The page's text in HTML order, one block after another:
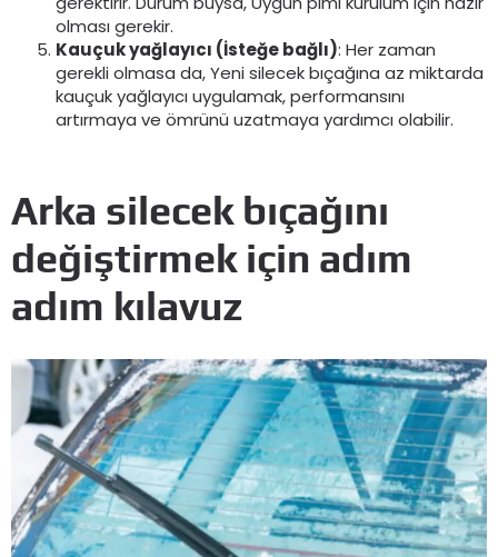
olması gerekir.
Kauçuk yağlayıcı (İsteğe bağlı): Her zaman
gerekli olmasa da, Yeni silecek bıçağına az miktarda
kauçuk yağlayıcı uygulamak, performansını
artırmaya ve ömrünü uzatmaya yardımcı olabilir.
Arka silecek bıçağını
değiştirmek için adım
adım kılavuz